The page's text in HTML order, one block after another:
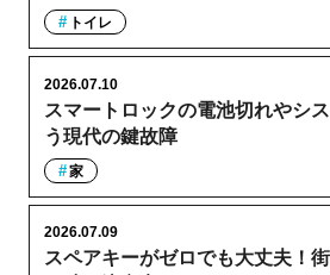
トイレ
スマートロックの電池切れやシ
う現代の鍵故障
2026.07.10
家
スペアキーがゼロでも大丈夫！
2026.07.09